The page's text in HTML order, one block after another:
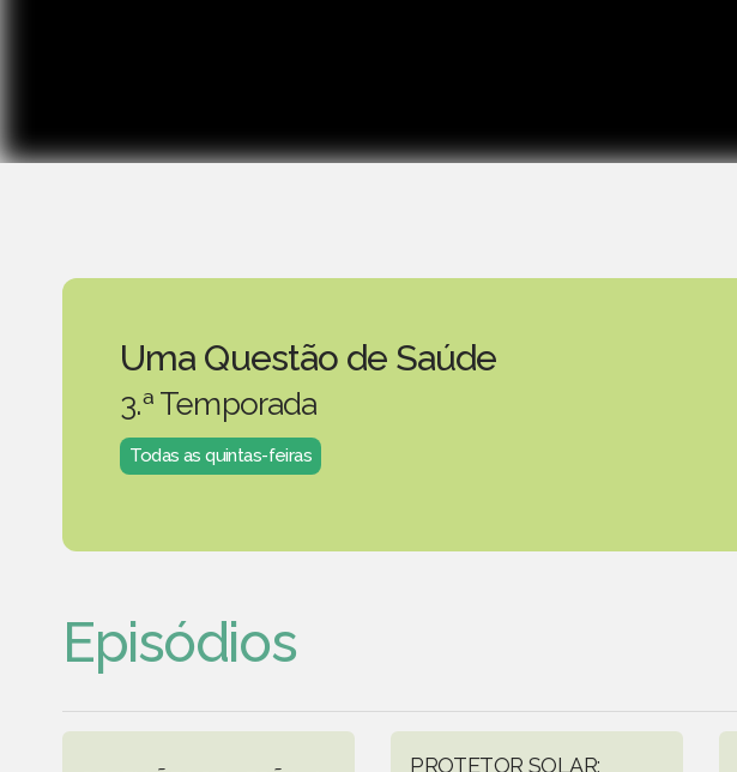
Uma Questão de Saúde
3.ª Temporada
Todas as quintas-feiras
Episódios
PROTETOR SOLAR: